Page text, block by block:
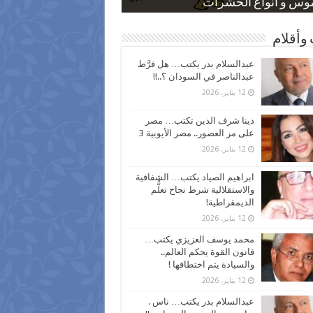
و أنواع الحشرات
بعد ارتفاع الأسعار
نسبة الطلاق في مصر
كاركاتيرية
كاركاتيرية
وأقلام
عبدالسلام بدر يكتب… هل فرَّط
عبدالناصر في السودان ؟..!!
12 يناير، 2026
دينا شرف الدين تكتب… مصر
على مر العصور.. مصر الأيوبية 3
12 يناير، 2026
ابراهيم الصياد يكتب… الشفافية
والاستقلالية شرط نجاح تعلُّم
الديمقراطية!
12 يناير، 2026
محمد يوسف العزيزي يكتب…
قانون القوة يحكم العالم..
والسيادة يتم اختطافها !
12 يناير، 2026
عبدالسلام بدر يكتب… ناس .